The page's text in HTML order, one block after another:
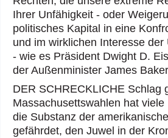
Ihrer Unfähigkeit - oder
politisches Kapital in eine
und im wirklichen Interesse
- wie es Präsident Dwight D.
der Außenminister James
DER SCHRECKLICHE Schlag
Massachusettswahlen hat
die Substanz der
gefährdet, den Juwel in der